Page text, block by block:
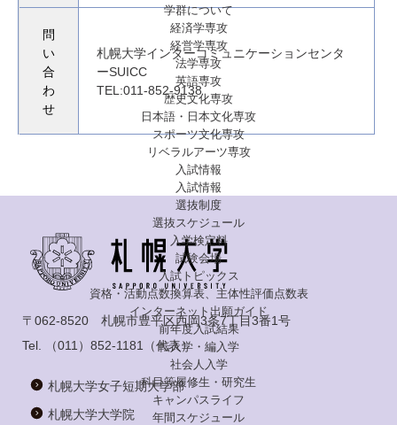
学群について
経済学専攻
経営学専攻
法学専攻
英語専攻
歴史文化専攻
日本語・日本文化専攻
スポーツ文化専攻
リベラルアーツ専攻
入試情報
入試情報
選抜制度
選抜スケジュール
入学検定料
試験会場
入試トピックス
資格・活動点数換算表、主体性評価点数表
インターネット出願ガイド
前年度入試結果
転入学・編入学
社会人入学
科目等履修生・研究生
キャンパスライフ
年間スケジュール
問
い
合
わ
せ
札幌大学インターコミュニケーションセンタ
ーSUICC
TEL:011-852-9138
〒062-8520 札幌市豊平区西岡3条7丁目3番1号
Tel.
（011）852-1181 （代表）
札幌大学女子短期大学部
札幌大学大学院